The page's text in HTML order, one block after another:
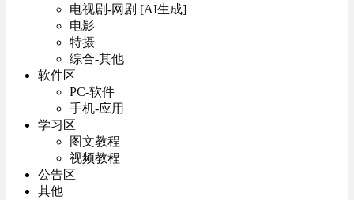
电视剧-网剧 [AI生成]
电影
特摄
综合-其他
软件区
PC-软件
手机-应用
学习区
图文教程
视频教程
公告区
其他